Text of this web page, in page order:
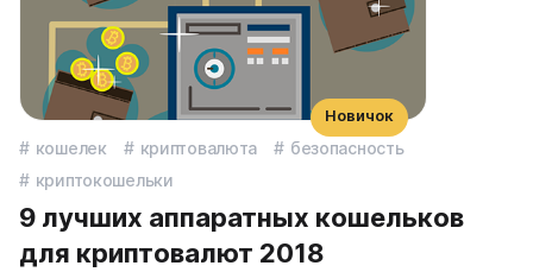
кошелек криптовалюта
безопасность
криптокошельки
9 лучших аппаратных кошельков
для криптовалют 2018
Новичок